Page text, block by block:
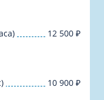
12 500 ₽
10 900 ₽